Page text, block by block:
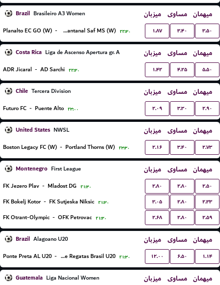
Brazil Brasileiro A3 Women میزبان مساوی میهمان
Planalto EC GO (W) - FC Pantanal Saf MS (W) ۲۲:۳۰ ۱.۸۷ ۳.۴۰ ۳.۵۰
Costa Rica Liga de Ascenso Apertura gr. A میزبان مساوی میهمان
ADR Jicaral - AD Sarchi ۲۲:۳۰ ۱.۴۲ ۴.۲۵ ۵.۵۰
Chile Tercera Division میزبان مساوی میهمان
Futuro FC - Puente Alto ۲۳:۰۰ ۲.۰۹ ۳.۳۰ ۲.۹۰
United States NWSL میزبان مساوی میهمان
Boston Legacy FC (W) - Portland Thorns (W) ۲۳:۳۰ ۲.۱۶ ۳.۴۰ ۲.۷۳
Montenegro First League میزبان مساوی میهمان
FK Jezero Plav - Mladost DG ۲۱:۳۰ ۲.۸۰ ۲.۸۰ ۲.۵۰
FK Bokelj Kotor - FK Sutjeska Niksic ۲۱:۳۰ ۳.۰۵ ۲.۸۰ ۲.۳۳
FK Otrant-Olympic - OFK Petrovac ۲۱:۳۰ ۲.۶۸ ۲.۸۰ ۲.۵۹
Brazil Alagoano U20 میزبان مساوی میهمان
Ponte Preta AL U20 - Clube de Regatas Brasil U20 ۲۱:۳۰ ۱۲.۰۰ ۶.۵۰ ۱.۱۴
Guatemala Liga Nacional Women میزبان مساوی میهمان